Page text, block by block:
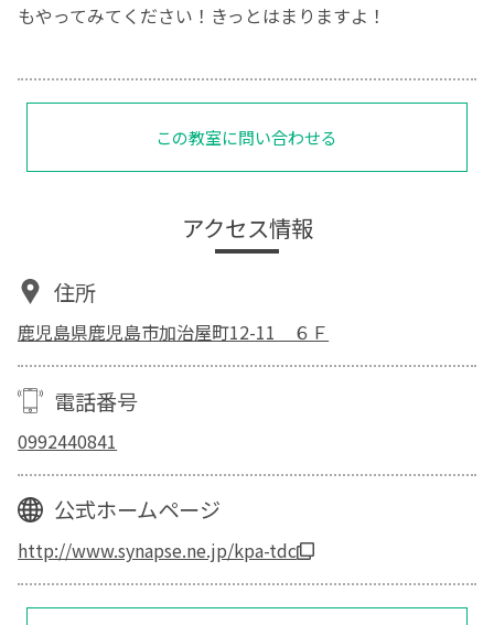
もやってみてください！きっとはまりますよ！
この教室に問い合わせる
アクセス情報
住所
鹿児島県鹿児島市加治屋町12-11 ６Ｆ
電話番号
0992440841
公式ホームページ
http://www.synapse.ne.jp/kpa-tdc